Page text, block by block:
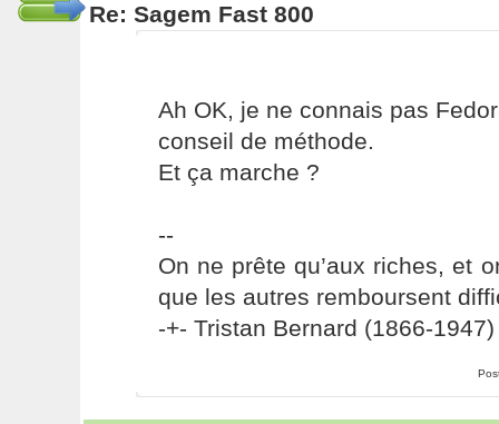
Re: Sagem Fast 800
Ah OK, je ne connais pas
conseil de méthode.
Et ça marche ?
--
On ne prête qu’aux riches, et
que les autres remboursent
-+- Tristan Bernard (1866-1947)